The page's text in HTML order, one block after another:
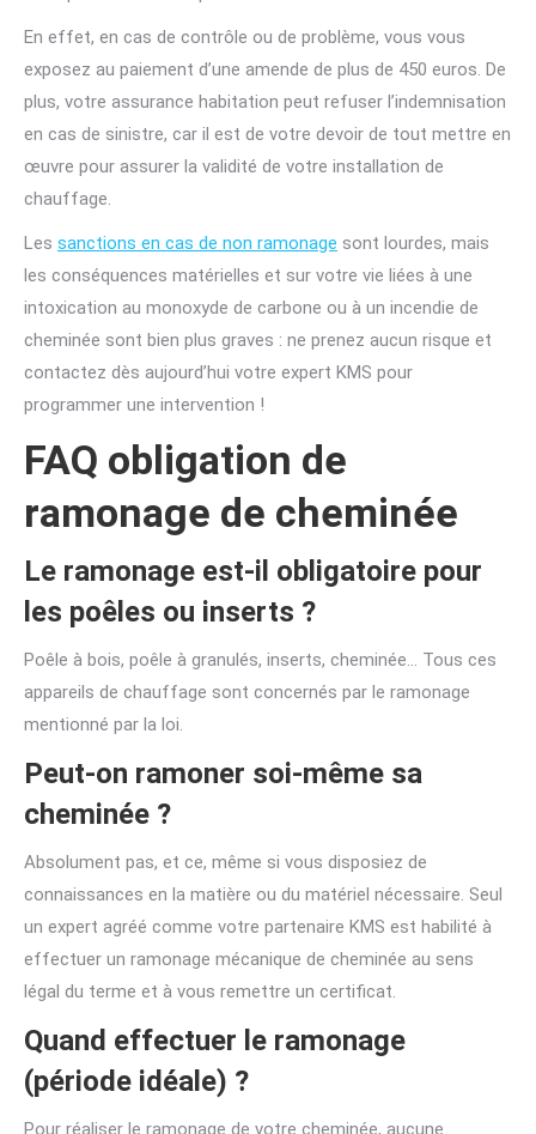
En effet, en cas de contrôle ou de problème, vous vous
exposez au paiement d’une amende de plus de 450 euros. De
plus, votre assurance habitation peut refuser l’indemnisation
en cas de sinistre, car il est de votre devoir de tout mettre en
œuvre pour assurer la validité de votre installation de
chauffage.
Les sanctions en cas de non ramonage sont lourdes, mais
les conséquences matérielles et sur votre vie liées à une
intoxication au monoxyde de carbone ou à un incendie de
cheminée sont bien plus graves : ne prenez aucun risque et
contactez dès aujourd’hui votre expert KMS pour
programmer une intervention !
FAQ obligation de
ramonage de cheminée
Le ramonage est-il obligatoire pour
les poêles ou inserts ?
Poêle à bois, poêle à granulés, inserts, cheminée… Tous ces
appareils de chauffage sont concernés par le ramonage
mentionné par la loi.
Peut-on ramoner soi-même sa
cheminée ?
Absolument pas, et ce, même si vous disposiez de
connaissances en la matière ou du matériel nécessaire. Seul
un expert agréé comme votre partenaire KMS est habilité à
effectuer un ramonage mécanique de cheminée au sens
légal du terme et à vous remettre un certificat.
Quand effectuer le ramonage
(période idéale) ?
Pour réaliser le ramonage de votre cheminée, aucune